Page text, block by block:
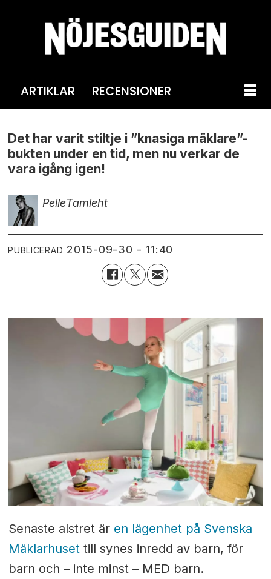
ARTIKLAR RECENSIONER
Det har varit stiltje i ”knasiga mäklare”-
bukten under en tid, men nu verkar de
vara igång igen!
PelleTamleht
PUBLICERAD 2015-09-30 - 11:40
Senaste alstret är en lägenhet på Svenska
Mäklarhuset till synes inredd av barn, för
barn och – inte minst – MED barn.